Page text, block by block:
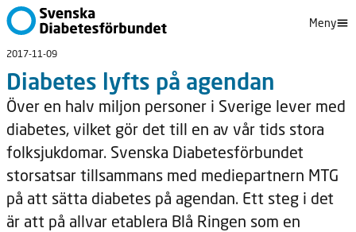
Meny
2017-11-09
Diabetes lyfts på agendan
Över en halv miljon personer i Sverige lever med
diabetes, vilket gör det till en av vår tids stora
folksjukdomar. Svenska Diabetesförbundet
storsatsar tillsammans med mediepartnern MTG
på att sätta diabetes på agendan. Ett steg i det
är att på allvar etablera Blå Ringen som en